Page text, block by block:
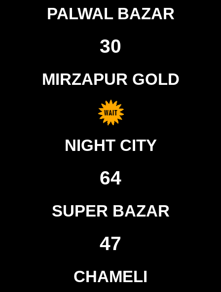
PALWAL BAZAR
30
MIRZAPUR GOLD
NIGHT CITY
64
SUPER BAZAR
47
CHAMELI